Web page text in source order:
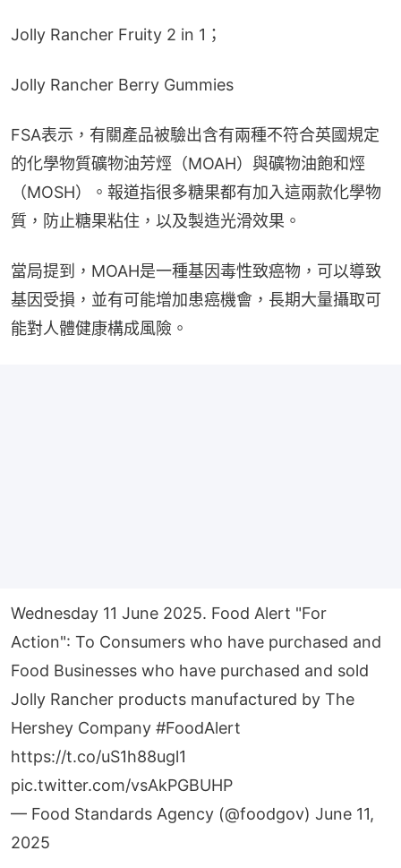
Jolly Rancher Fruity 2 in 1；
Jolly Rancher Berry Gummies
FSA表示，有關產品被驗出含有兩種不符合英國規定
的化學物質礦物油芳烴（MOAH）與礦物油飽和烴
（MOSH）。報道指很多糖果都有加入這兩款化學物
質，防止糖果粘住，以及製造光滑效果。
當局提到，MOAH是一種基因毒性致癌物，可以導致
基因受損，並有可能增加患癌機會，長期大量攝取可
能對人體健康構成風險。
Wednesday 11 June 2025. Food Alert "For
Action": To Consumers who have purchased and
Food Businesses who have purchased and sold
Jolly Rancher products manufactured by The
Hershey Company #FoodAlert
https://t.co/uS1h88ugl1
pic.twitter.com/vsAkPGBUHP
— Food Standards Agency (@foodgov) June 11,
2025